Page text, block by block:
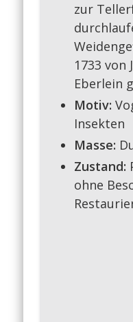
zur
1733 von
Eberlein
Motiv:
Insekten
Masse:
Zustand:
ohne